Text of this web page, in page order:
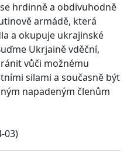
hrdinně a obdivuhodně
armádě, která
a okupuje ukrajinské
Ukrjaině vděční,
vůči možnému
silami a současně být
napadeným členům
03)